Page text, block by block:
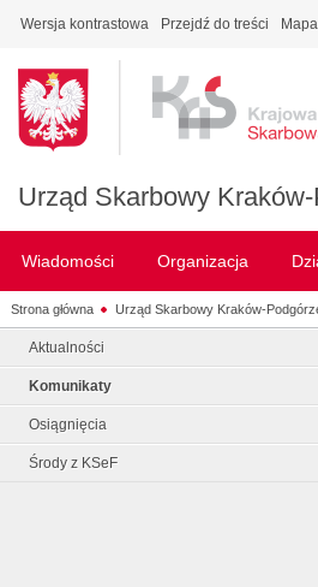
Wersja kontrastowa Przejdź do treści
Urząd Skarbowy
Wiadomości Organizacja
Strona główna Urząd Skarbowy Kraków-
Aktualności
Komunikaty
Osiągnięcia
Środy z KSeF